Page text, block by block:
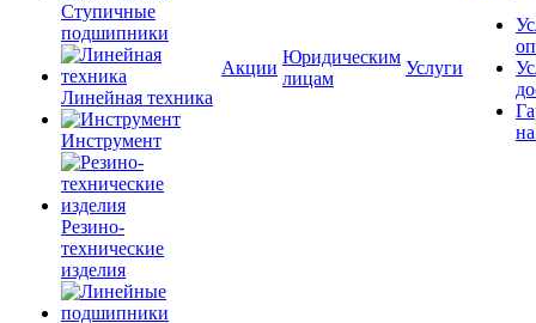
Ступичные
подшипники
Линейная техника
Инструмент
Резино-
технические
изделия
Акции
Юридическим
лицам
Услуги